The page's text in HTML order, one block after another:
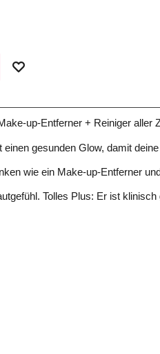
up-Entferner + Reiniger
gesunden Glow, damit
wie ein Make-up-Entferner
Tolles Plus: Er ist